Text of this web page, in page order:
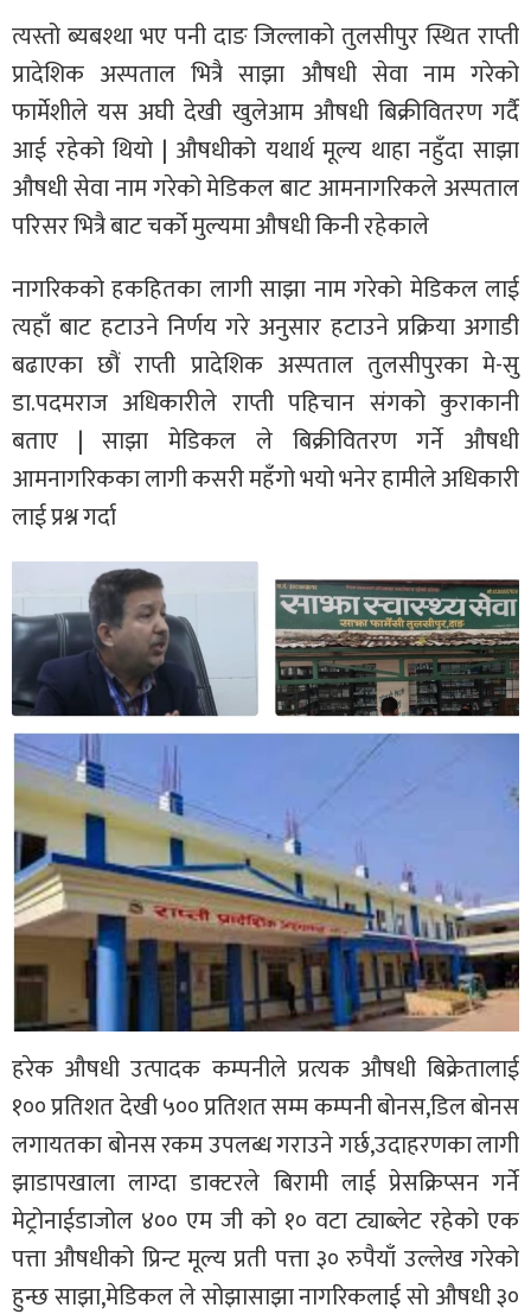
त्यस्तो ब्यबश्था भए पनी दाङ जिल्लाको तुलसीपुर स्थित राप्ती
प्रादेशिक अस्पताल भित्रै साझा औषधी सेवा नाम गरेको
फार्मेशीले यस अघी देखी खुलेआम औषधी बिक्रीवितरण गर्दै
आई रहेको थियो | औषधीको यथार्थ मूल्य थाहा नहुँदा साझा
औषधी सेवा नाम गरेको मेडिकल बाट आमनागरिकले अस्पताल
परिसर भित्रै बाट चर्को मुल्यमा औषधी किनी रहेकाले
नागरिकको हकहितका लागी साझा नाम गरेको मेडिकल लाई
त्यहाँ बाट हटाउने निर्णय गरे अनुसार हटाउने प्रक्रिया अगाडी
बढाएका छौं राप्ती प्रादेशिक अस्पताल तुलसीपुरका मे-सु
डा.पदमराज अधिकारीले राप्ती पहिचान संगको कुराकानी
बताए | साझा मेडिकल ले बिक्रीवितरण गर्ने औषधी
आमनागरिकका लागी कसरी महँगो भयो भनेर हामीले अधिकारी
लाई प्रश्न गर्दा
हरेक औषधी उत्पादक कम्पनीले प्रत्यक औषधी बिक्रेतालाई
१०० प्रतिशत देखी ५०० प्रतिशत सम्म कम्पनी बोनस,डिल बोनस
लगायतका बोनस रकम उपलब्ध गराउने गर्छ,उदाहरणका लागी
झाडापखाला लाग्दा डाक्टरले बिरामी लाई प्रेसक्रिप्सन गर्ने
मेट्रोनाईडाजोल ४०० एम जी को १० वटा ट्याब्लेट रहेको एक
पत्ता औषधीको प्रिन्ट मूल्य प्रती पत्ता ३० रुपैयाँ उल्लेख गरेको
हुन्छ साझा,मेडिकल ले सोझासाझा नागरिकलाई सो औषधी ३०